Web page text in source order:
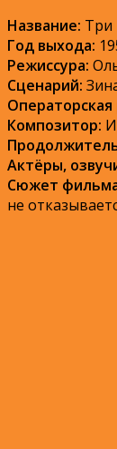
Название: Три
Год выхода:
Режиссура:
Сценарий:
Операторская
Композитор:
Актёры,
Сюжет
не